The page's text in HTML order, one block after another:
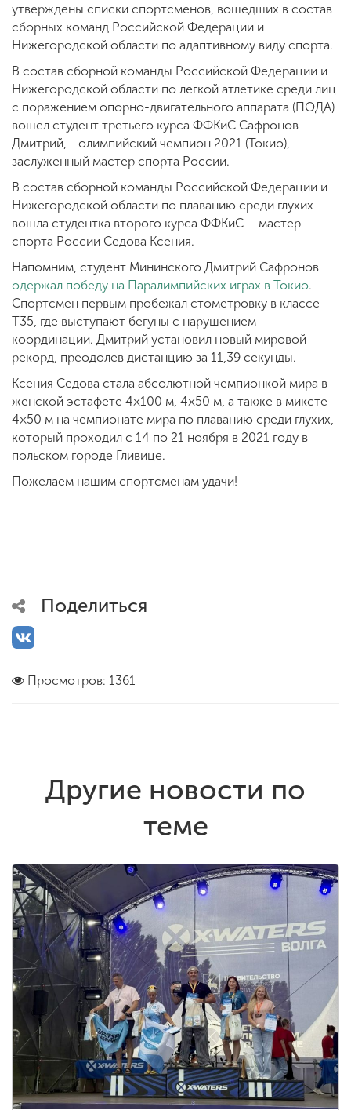
утверждены списки спортсменов, вошедших в состав
сборных команд Российской Федерации и
Нижегородской области по адаптивному виду спорта.
В состав сборной команды Российской Федерации и
Нижегородской области по легкой атлетике среди лиц
с поражением опорно-двигательного аппарата (ПОДА)
вошел студент третьего курса ФФКиС Сафронов
Дмитрий, - олимпийский чемпион 2021 (Токио),
заслуженный мастер спорта России.
В состав сборной команды Российской Федерации и
Нижегородской области по плаванию среди глухих
вошла студентка второго курса ФФКиС - мастер
спорта России Седова Ксения.
Напомним, студент Мининского Дмитрий Сафронов
одержал победу на Паралимпийских играх в Токио.
Спортсмен первым пробежал стометровку в классе
Т35, где выступают бегуны с нарушением
координации. Дмитрий установил новый мировой
рекорд, преодолев дистанцию за 11,39 секунды.
Ксения Седова стала абсолютной чемпионкой мира в
женской эстафете 4×100 м, 4×50 м, а также в миксте
4×50 м на чемпионате мира по плаванию среди глухих,
который проходил с 14 по 21 ноября в 2021 году в
польском городе Гливице.
Пожелаем нашим спортсменам удачи!
Поделиться
Просмотров: 1361
Другие новости по
теме